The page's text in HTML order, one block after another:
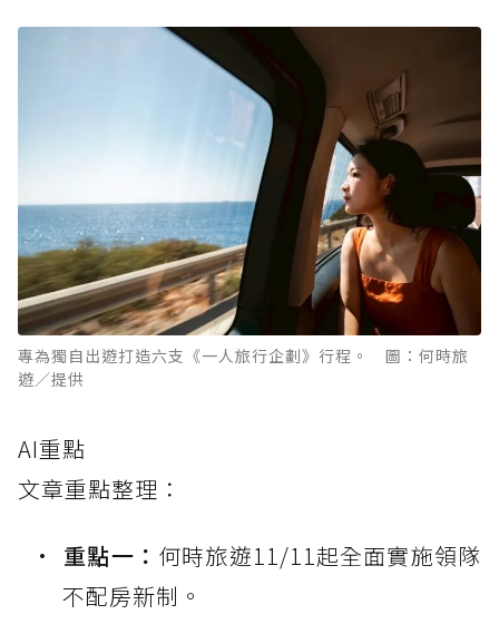
專為獨自出遊打造六支《一人旅行企劃》行程。 圖：何時旅
遊／提供
AI重點
文章重點整理：
重點一： 何時旅遊11/11起全面實施領隊
不配房新制。